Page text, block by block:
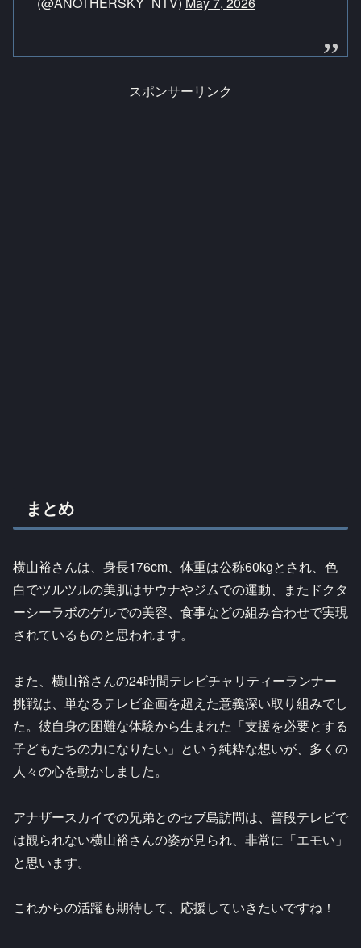
スポンサーリンク
まとめ
横山裕さんは、身長176cm、体重は公称60kgとされ、色
白でツルツルの美肌はサウナやジムでの運動、またドクタ
ーシーラボのゲルでの美容、食事などの組み合わせで実現
されているものと思われます。
また、横山裕さんの24時間テレビチャリティーランナー
挑戦は、単なるテレビ企画を超えた意義深い取り組みでし
た。彼自身の困難な体験から生まれた「支援を必要とする
子どもたちの力になりたい」という純粋な想いが、多くの
人々の心を動かしました。
アナザースカイでの兄弟とのセブ島訪問は、普段テレビで
は観られない横山裕さんの姿が見られ、非常に「エモい」
と思います。
これからの活躍も期待して、応援していきたいですね！